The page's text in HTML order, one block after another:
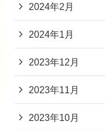
2024年2月
2024年1月
2023年12月
2023年11月
2023年10月